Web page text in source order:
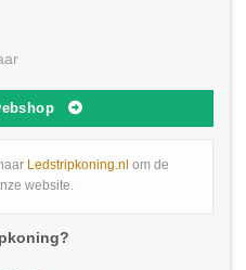
Ledstripkoning.nl om de
website.